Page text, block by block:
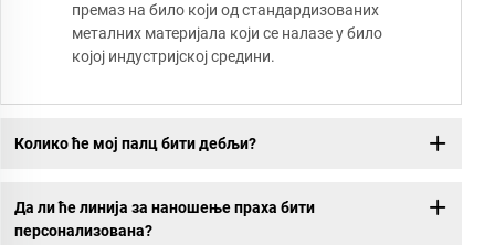
премаз на било који од стандардизованих
металних материјала који се налазе у било
којој индустријској средини.
Колико ће мој палц бити дебљи?
Да ли ће линија за наношење праха бити
персонализована?